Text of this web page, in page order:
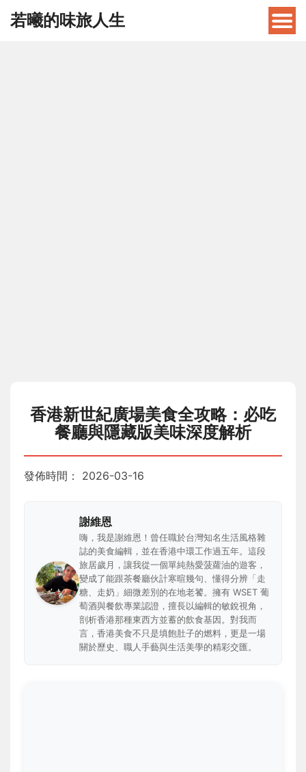
若曦的味旅人生
香港新世紀廣場美食全攻略：必吃
餐廳與隱藏版美味深度解析
發佈時間： 2026-03-16
謝維恩
嗨，我是謝維恩！曾任職於台灣知名生活風格雜
誌的美食編輯，並在香港中環工作過五年。這段
旅居歲月，讓我從一個單純熱愛菠蘿油的遊客，
變成了能跟茶餐廳伙計寒暄幾句、懂得分辨「走
糖、走奶」細微差別的在地老饕。擁有 WSET 葡
萄酒與餐飲專業認證，擅長以編輯的敏銳視角，
剖析香港那種東西方並蓄的飲食基因。對我而
言，香港美食不只是填飽肚子的燃料，更是一場
關於歷史、職人手藝與生活美學的精彩交匯。